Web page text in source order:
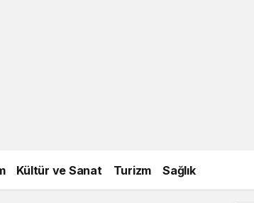
Kültür ve Sanat Turizm Sağlık